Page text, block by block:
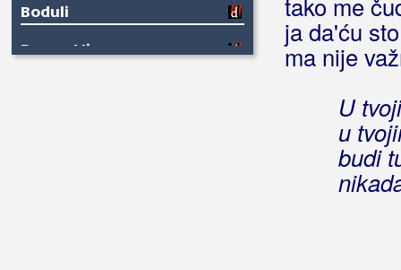
Boduli
Boem, Miro
ja da'ću
ma nije
U
u
budi